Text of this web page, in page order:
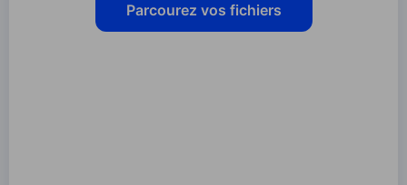
Parcourez vos fichiers